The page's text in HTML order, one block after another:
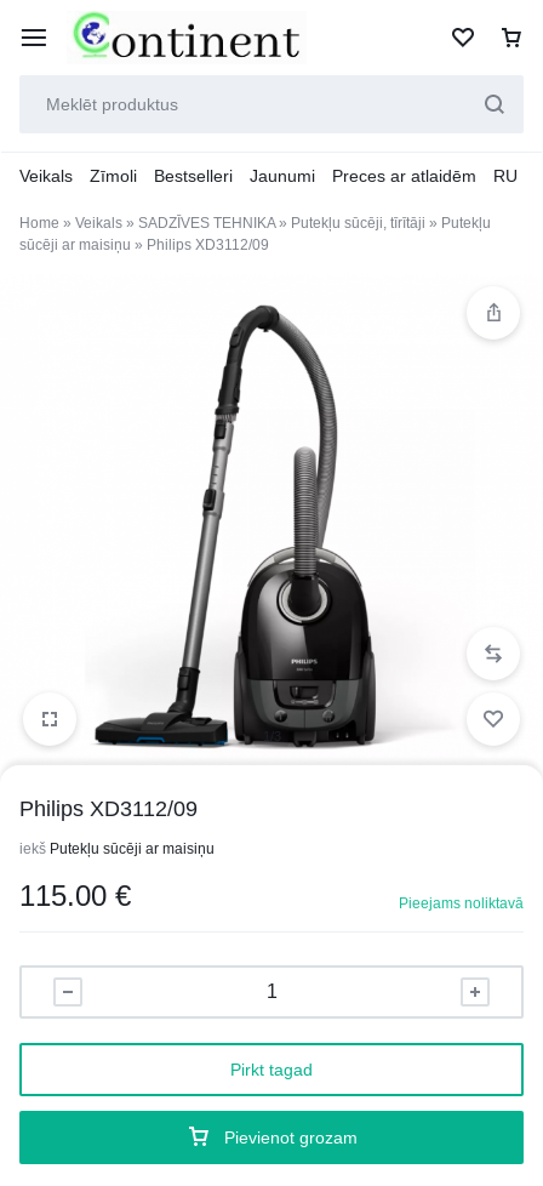
Veikals Zīmoli Bestselleri Jaunumi Preces ar atlaidēm RU
Home » Veikals » SADZĪVES TEHNIKA» Putekļu sūcēji, tīrītāji » Putekļu
sūcēji ar maisiņu » Philips XD3112/09
1/3
Philips XD3112/09
iekš Putekļu sūcēji ar maisiņu
115.00 € Pieejams noliktavā
Pievienot grozam
Pirkt tagad